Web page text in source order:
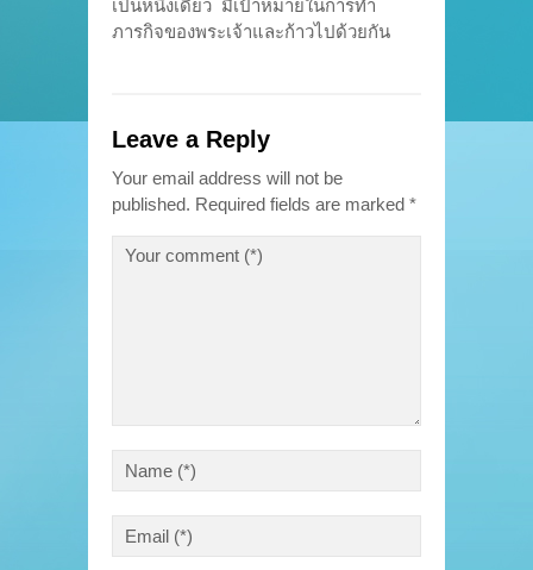
เป็นหนึ่งเดียว มีเป้าหมายในการทำ
ภารกิจของพระเจ้าและก้าวไปด้วยกัน
Leave a Reply
Your email address will not be
published. Required fields are marked *